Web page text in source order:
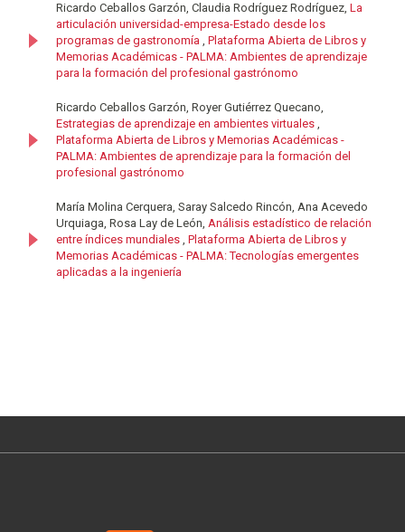
Ricardo Ceballos Garzón, Claudia Rodríguez Rodríguez, La
articulación universidad-empresa-Estado desde los
programas de gastronomía , Plataforma Abierta de Libros y
Memorias Académicas - PALMA: Ambientes de aprendizaje
para la formación del profesional gastrónomo
Ricardo Ceballos Garzón, Royer Gutiérrez Quecano,
Estrategias de aprendizaje en ambientes virtuales ,
Plataforma Abierta de Libros y Memorias Académicas -
PALMA: Ambientes de aprendizaje para la formación del
profesional gastrónomo
María Molina Cerquera, Saray Salcedo Rincón, Ana Acevedo
Urquiaga, Rosa Lay de León, Análisis estadístico de relación
entre índices mundiales , Plataforma Abierta de Libros y
Memorias Académicas - PALMA: Tecnologías emergentes
aplicadas a la ingeniería